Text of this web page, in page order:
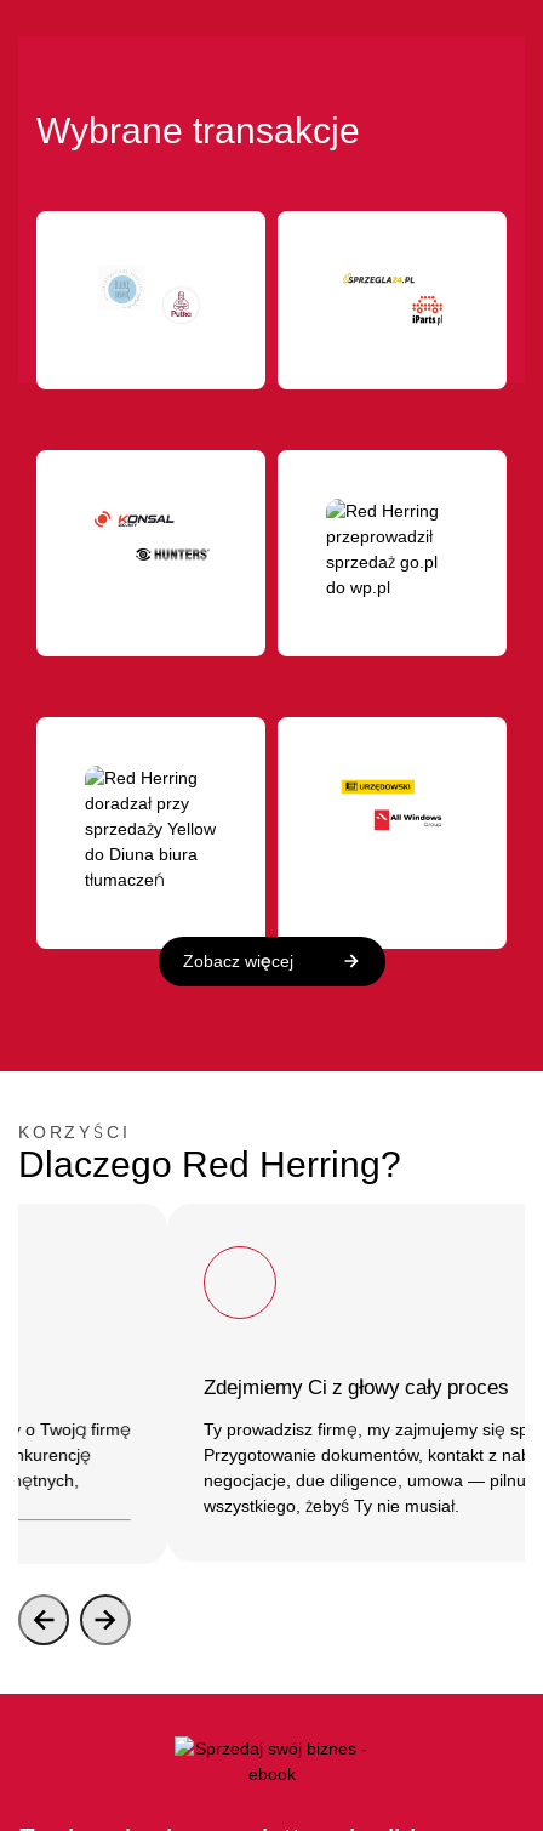
Wybrane transakcje
Zobacz więcej
KORZYŚCI
Dlaczego Red Herring?
o Twoją firmę
Zdejmiemy Ci z głowy cały proces
Ty prowadzisz firmę, my zajmujemy się
Przygotowanie dokumentów, kontakt z
negocjacje, due diligence, umowa —
wszystkiego, żebyś Ty nie musiał.